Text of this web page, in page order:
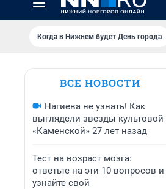
Когда в Нижнем будет День города
ВСЕ НОВОСТИ
Нагиева не узнать! Как
выглядели звезды культовой
«Каменской» 27 лет назад
Тест на возраст мозга:
ответьте на эти 10 вопросов и
узнайте свой